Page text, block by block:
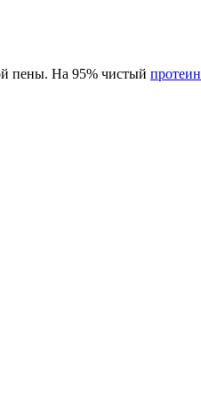
пены. На 95% чистый протеин